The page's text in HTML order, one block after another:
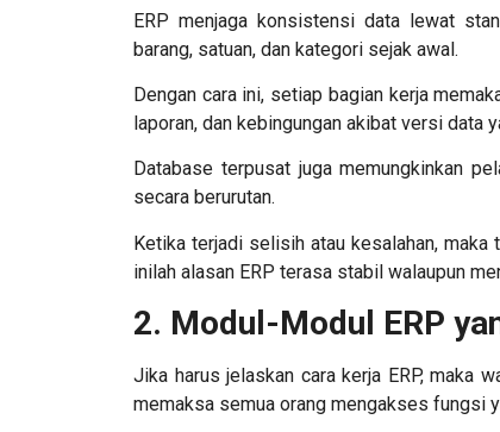
ERP menjaga konsistensi data lewat
barang, satuan, dan kategori sejak awal.
Dengan cara ini, setiap bagian kerja
laporan, dan kebingungan akibat versi data
Database terpusat juga memungkinkan
secara berurutan.
Ketika terjadi selisih atau kesalahan,
inilah alasan ERP terasa stabil walaupun
2. Modul-Modul ERP
Jika harusjelaskan cara kerja ERP, maka
memaksa semua orang mengakses fungsi